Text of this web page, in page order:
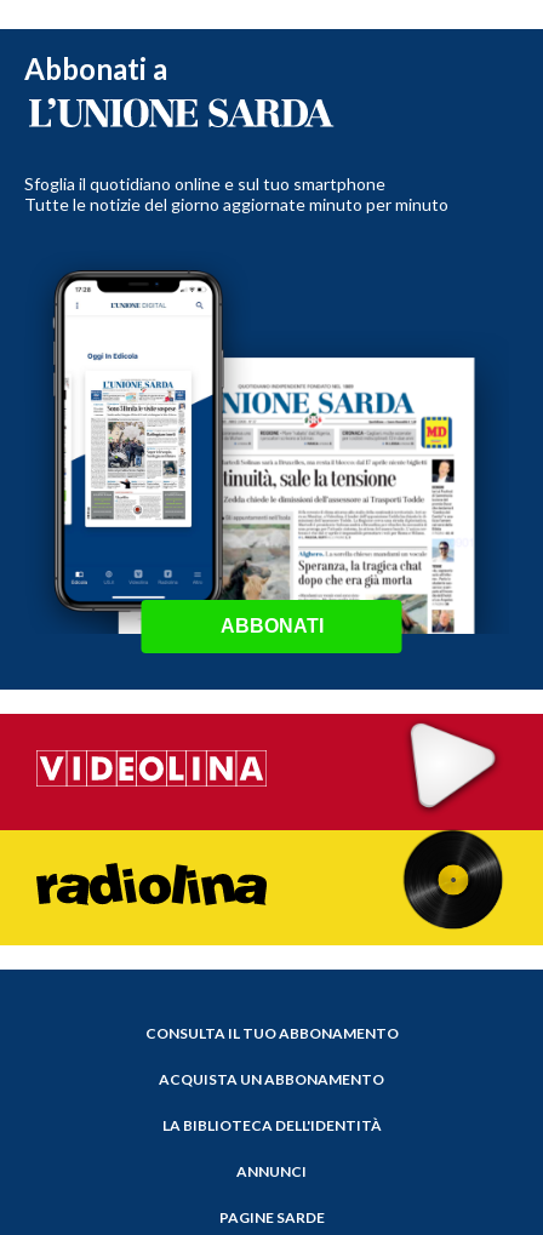
Abbonati a
Sfoglia il quotidiano online e sul tuo smartphone
Tutte le notizie del giorno aggiornate minuto per minuto
ABBONATI
CONSULTA IL TUO ABBONAMENTO
ACQUISTA UN ABBONAMENTO
LA BIBLIOTECA DELL'IDENTITÀ
ANNUNCI
PAGINE SARDE